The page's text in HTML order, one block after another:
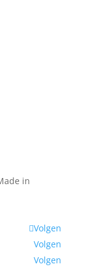
in
Volgen
Volgen
Volgen